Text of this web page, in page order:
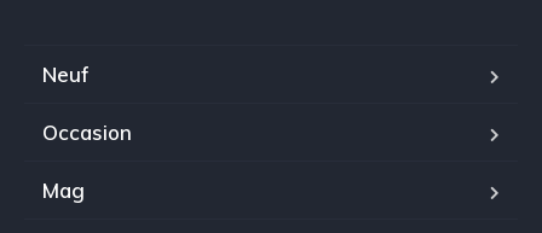
Neuf
Occasion
Mag